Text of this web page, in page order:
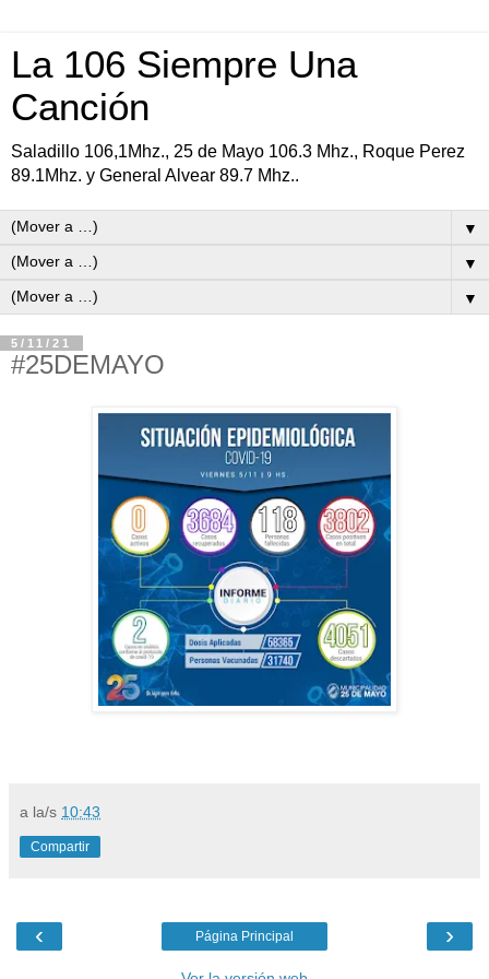
La 106 Siempre Una
Canción
Saladillo 106,1Mhz., 25 de Mayo 106.3 Mhz., Roque Perez
89.1Mhz. y General Alvear 89.7 Mhz..
▼
▼
▼
5/11/21
#25DEMAYO
a la/s 10:43
Compartir
‹ ›
Página Principal